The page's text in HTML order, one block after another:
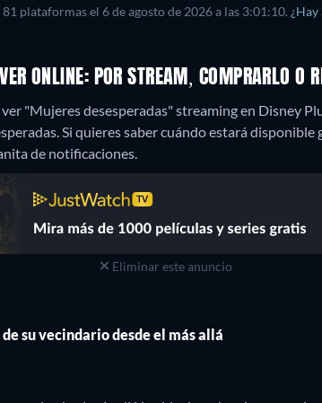
plataformas el 6 de agosto de 2026 a las 3:01:10.
ONLINE: POR STREAM, COMPRARLO O
"Mujeres desesperadas" streaming en Disney
Si quieres saber cuándo estará disponible
de notificaciones.
Eliminar este anuncio
su vecindario desde el más allá